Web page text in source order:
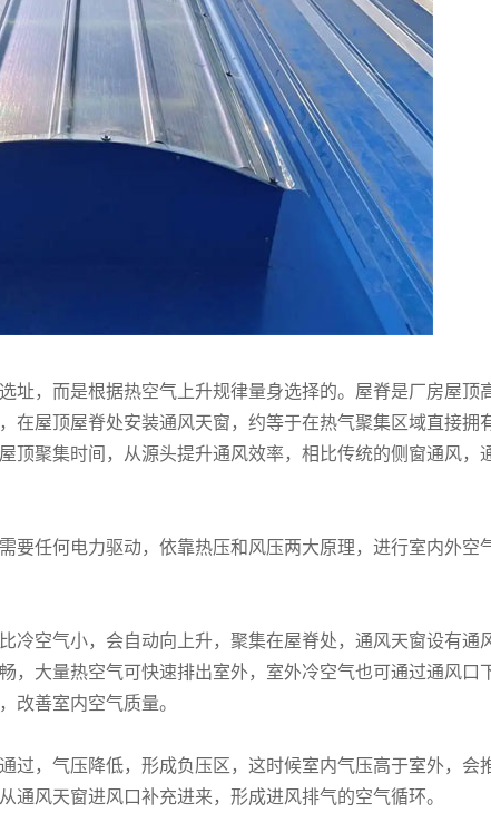
址，而是根据热空气上升规律量身选择的。屋脊是厂房屋顶
在屋顶屋脊处安装通风天窗，约等于在热气聚集区域直接拥
顶聚集时间，从源头提升通风效率，相比传统的侧窗通风，
要任何电力驱动，依靠热压和风压两大原理，进行室内外空
冷空气小，会自动向上升，聚集在屋脊处，通风天窗设有通
，大量热空气可快速排出室外，室外冷空气也可通过通风口
改善室内空气质量。
过，气压降低，形成负压区，这时候室内气压高于室外，会
通风天窗进风口补充进来，形成进风排气的空气循环。